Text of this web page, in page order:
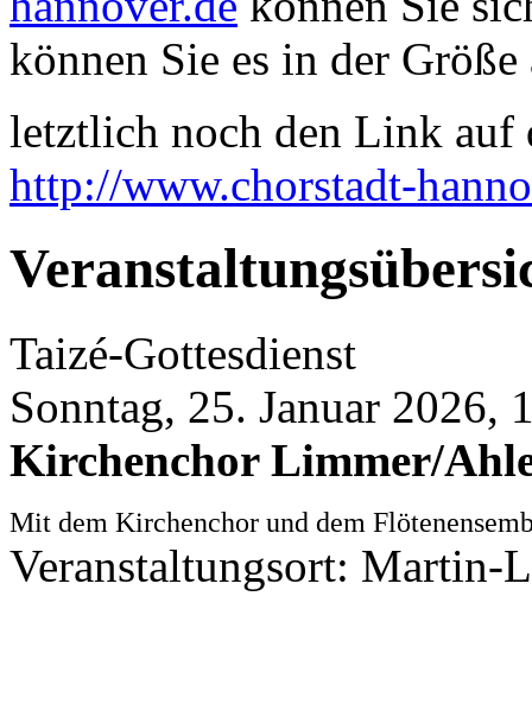
können Sie es in der
letztlich noch den Link auf
http://www.chorstadt-
Taizé-Gottesdienst
Sonntag, 25. Januar 2026,
Kirchenchor Limmer/
Mit dem Kirchenchor und dem
Veranstaltungsort: Martin-